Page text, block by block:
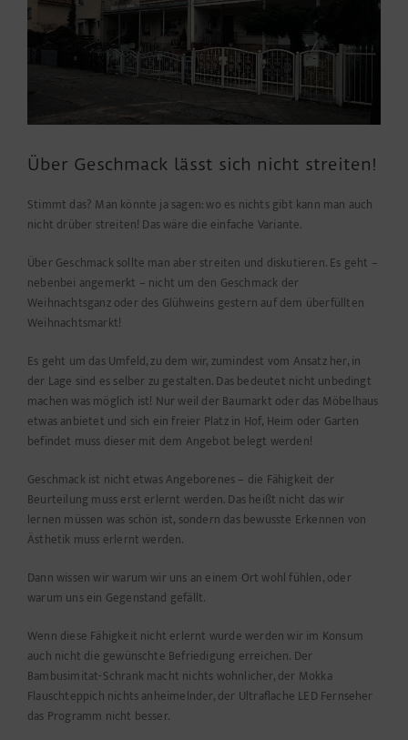
Über Geschmack lässt sich nicht streiten!
Stimmt das? Man könnte ja sagen: wo es nichts gibt kann man auch
nicht drüber streiten! Das wäre die einfache Variante.
Über Geschmack sollte man aber streiten und diskutieren. Es geht –
nebenbei angemerkt – nicht um den Geschmack der
Weihnachtsganz oder des Glühweins gestern auf dem überfüllten
Weihnachtsmarkt!
Es geht um das Umfeld, zu dem wir, zumindest vom Ansatz her, in
der Lage sind es selber zu gestalten. Das bedeutet nicht unbedingt
machen was möglich ist! Nur weil der Baumarkt oder das Möbelhaus
etwas anbietet und sich ein freier Platz in Hof, Heim oder Garten
befindet muss dieser mit dem Angebot belegt werden!
Geschmack ist nicht etwas Angeborenes – die Fähigkeit der
Beurteilung muss erst erlernt werden. Das heißt nicht das wir
lernen müssen was schön ist, sondern das bewusste Erkennen von
Ästhetik muss erlernt werden.
Dann wissen wir warum wir uns an einem Ort wohl fühlen, oder
warum uns ein Gegenstand gefällt.
Wenn diese Fähigkeit nicht erlernt wurde werden wir im Konsum
auch nicht die gewünschte Befriedigung erreichen. Der
Bambusimitat-Schrank macht nichts wohnlicher, der Mokka
Flauschteppich nichts anheimelnder, der Ultraflache LED Fernseher
das Programm nicht besser.